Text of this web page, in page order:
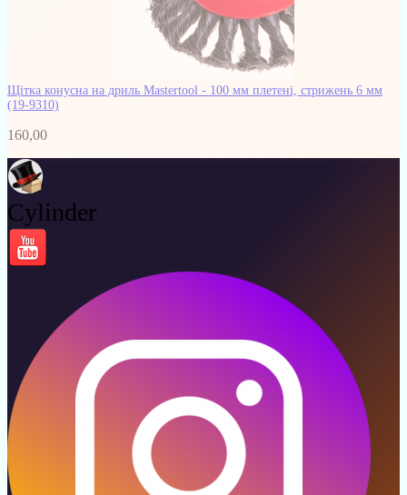
Щітка конусна на дриль Mastertool - 100 мм плетені, стрижень 6 мм
(19-9310)
160,00
Cylinder